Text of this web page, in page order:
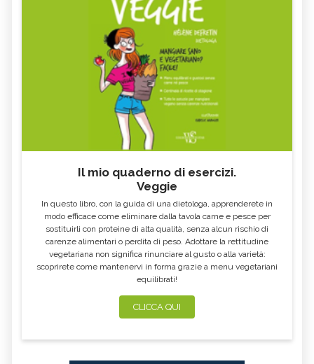
Il mio quaderno di esercizi.
Veggie
In questo libro, con la guida di una dietologa, apprenderete in
modo efficace come eliminare dalla tavola carne e pesce per
sostituirli con proteine di alta qualità, senza alcun rischio di
carenze alimentari o perdita di peso. Adottare la rettitudine
vegetariana non significa rinunciare al gusto o alla varietà:
scoprirete come mantenervi in forma grazie a menu vegetariani
equilibrati!
CLICCA QUI